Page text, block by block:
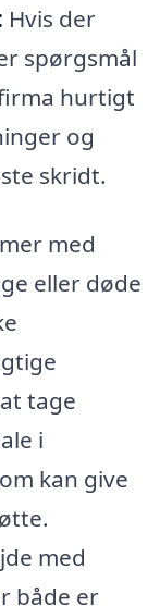
Hvis der
spørgsmål
hurtigt
og
skridt.
med
eller døde
tage
i
kan give
med
både er